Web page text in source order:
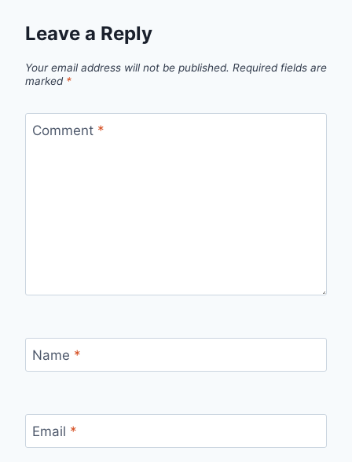
Leave a Reply
Your email address will not be published. Required fields are
marked *
Comment *
Name *
Email *